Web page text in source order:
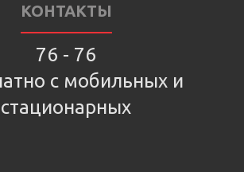
КОНТАКТЫ
76 - 76
с мобильных и
стационарных